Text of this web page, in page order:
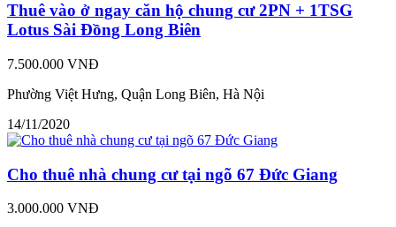
Thuê vào ở ngay căn hộ chung cư 2PN + 1TSG
Lotus Sài Đồng Long Biên
7.500.000 VNĐ
Phường Việt Hưng, Quận Long Biên, Hà Nội
14/11/2020
Cho thuê nhà chung cư tại ngõ 67 Đức Giang
3.000.000 VNĐ